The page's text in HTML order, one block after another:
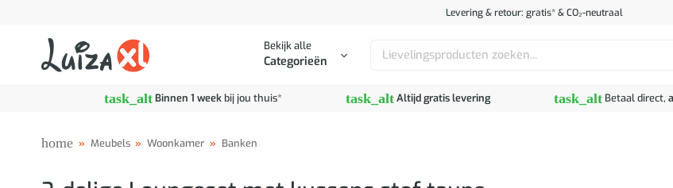
Levering & retour: gratis* & CO₂-neutraal
Bekijk alle
Categorieën
Zoeken
task_altBinnen 1 weekbij jou thuis* task_altAltijd gratis levering task_alt Betaal direct,
home » Meubels » Woonkamer » Banken